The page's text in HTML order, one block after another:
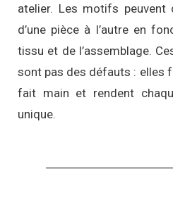
atelier. Les motifs peuvent
d’une pièce à l’autre en
tissu et de l’assemblage.
sont pas des défauts : elles
fait main et rendent
unique.